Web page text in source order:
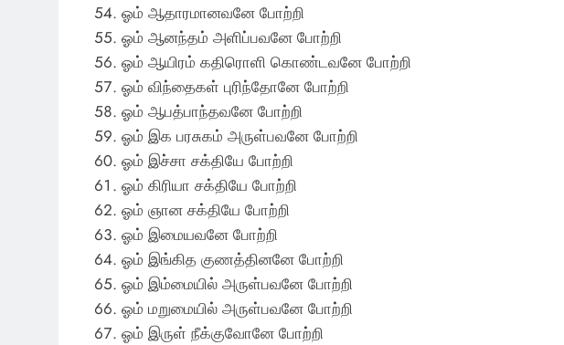
ஓம் ஆதாரமானவனே போற்றி
ஓம் ஆனந்தம் அளிப்பவனே போற்றி
ஓம் ஆயிரம் கதிரொளி கொண்டவனே போற்றி
ஓம் விந்தைகள் புரிந்தோனே போற்றி
ஓம் ஆபத்பாந்தவனே போற்றி
ஓம் இக பரசுகம் அருள்பவனே போற்றி
ஓம் இச்சா சக்தியே போற்றி
ஓம் கிரியா சக்தியே போற்றி
ஓம் ஞான சக்தியே போற்றி
ஓம் இமையவனே போற்றி
ஓம் இங்கித குணத்தினனே போற்றி
ஓம் இம்மையில் அருள்பவனே போற்றி
ஓம் மறுமையில் அருள்பவனே போற்றி
ஓம் இருள் நீக்குவோனே போற்றி